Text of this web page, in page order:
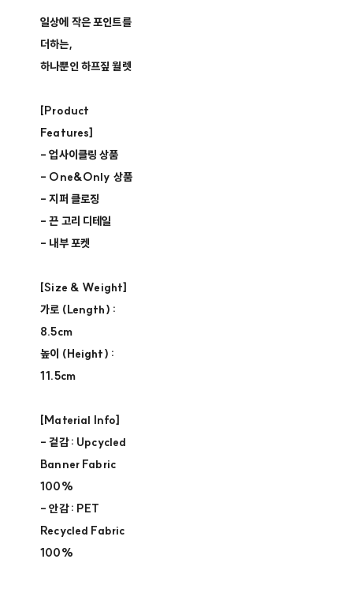
일상에 작은 포인트를
더하는,
하나뿐인 하프짚 월렛
[Product
Features]
- 업사이클링 상품 ​
- One&Only 상품 ​
- 지퍼 클로징​
- 끈 고리 디테일
- 내부 포켓
[Size & Weight]
가로 (Length) :
8.5cm
높이 (Height) :
11.5cm
[Material Info]
- 겉감 : Upcycled
Banner Fabric
100%
- 안감 : PET
Recycled Fabric
100%